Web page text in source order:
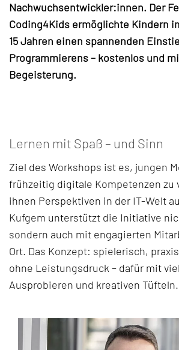
Nachwuchsentwickler:innen. Der
Coding4Kids ermöglichte Kindern
15 Jahren einen spannenden
Programmierens – kostenlos und
Begeisterung.
Lernen mit Spaß – und Sinn
Ziel des Workshops ist es, jungen
frühzeitig digitale Kompetenzen zu
ihnen Perspektiven in der IT-Welt
Kufgem unterstützt die Initiative
sondern auch mit engagierten
Ort. Das Konzept: spielerisch,
ohne Leistungsdruck – dafür mit
Ausprobieren und kreativen Tüfteln.